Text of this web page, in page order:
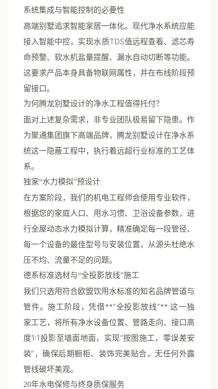
系统集成与智能控制的必要性
高端别墅追求智能家居一体化。现代净水系统应能
接入智能中控，实现水质TDS值远程查看、滤芯寿
命预警、软水机盐量提醒、漏水自动切断等功能。
这要求产品本身具备物联网属性，并在布线阶段预
留接口。
为何腾龙别墅设计的净水工程值得托付？
面对上述复杂需求，非专业团队极易留下隐患。作
为聚通集团旗下高端品牌， 腾龙别墅设计在净水系
统这一隐蔽工程中，执行着远超行业标准的工艺体
系。
独家“水力模拟”预设计
在方案阶段，我们的机电工程师会使用专业软件，
根据您的家庭人口、用水习惯、卫浴设备参数，进
行全屋动态水力模拟计算，精准确定每一段管径、
每一个设备的最佳型号与安装位置，从源头杜绝水
压不均、流量不足的问题。
德系标准选材与“全投影放线”施工
我们只选用符合欧盟饮用水标准的知名品牌管道与
管件。施工阶段，凭借**“全投影放线”** 这一独
家工艺，将所有净水设备位置、管路走向、接口高
度1:1投影至墙面地面，实现“按图施工，零误差安
装”，确保后期橱柜、装饰完美贴合，无任何外露
管线破坏美观。
20年水电保修与终身质保服务